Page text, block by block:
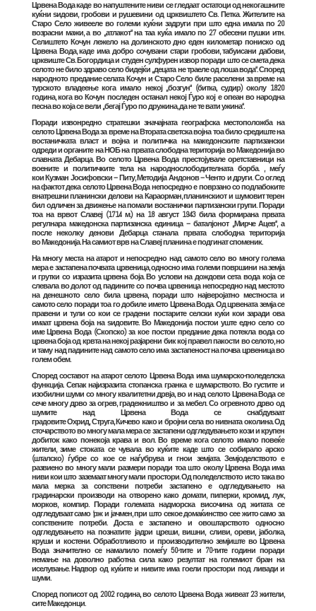
Црвена Вода каде во напуштените ниви се гледаат остатоци од некогашните
куќни ѕидови, гробови и рушевини од црквиштето Св. Петка. Жителите на
Старо Село живееле во големи куќни задруги при што една имала по 20
возрасни мажи, а во „атлакот“ на таа куќа имало по 27 обесени пушки итн.
Селиштето Кочун лежело на долинското дно еден километар пониско од
Црвена Вода, каде има добро сочувани стари гробови, табуисани дабови,
црквиште Св. Богордица и студен сулфурен извор поради што се смета дека
селото не било здраво село бидејќи „децата не траеле од лоша вода“. Според
народното предание селата Кочун и Старо Село биле раселени за време на
турското владеење кога имало некој „бозгун“ (битка, судир) околу 1820
година, кога во Кочун последен останал некој Ѓуро кој е опеан во народна
песна во која се вели „бегај Ѓуро по дружина, да не те вати ужина“.
Поради извонредно стратешки значајната географска местоположба на
селото Црвена Вода за време наВтората светска војнатоа било средиште на
востаничката власт и војна и политичка на македонските партизански
одреди и органите наНОБна првата слободна територија воМакедонијаво
славнатаДебарца. Во селото Црвена Вода престојувале оретставници на
воените и политичките тела на народнослободителната борба. , меѓу
коиКузман Јосифовски – Питу,Методија Андонов – Чентои други. Со оглед
на фактот дека селото Црвена Вода непосредно е поврзано со подлабоките
внатрешни планински делови наКараорман, планинскиот и шумовит терен
бил одличен за движење на помали востанички партизански групи. Поради
тоа на врвот Славеј (1714 м.) на 18 август 1943била формирана првата
регулнара македонска партизанска единица – баталјонот „Мирче Ацев“, а
после неколку денови Дебарцастанала првата слободна територија
во Македонија. На самиот врв на Славеј планина е подгинат споменик.
На многу места на атарот и непосредно над самото село во многу голема
мера е застапена почвата црвеница, односно има големи површини на земја
и грутки со изразита црвена боја. Во услови на дождови сета вода која се
слевала во долот од падините со почва црвеница непосредно над местото
на денешното село била црвена, поради што најверојатно местноста и
самото село поради тоа го добиле името Црвена Вода. Од црвената земја се
правени и тули со кои се градени постарите селски куќи кои заради ова
имаат црвена боја на ѕидовите. ВоМакедонијапостои уште едно село со
имеЦрвена Вода (Скопско)за кое постои предание дека потекла вода со
црвена боја од крвта на некој разјарени бик кој правел пакости во селото, но
и таму над падините над самото село има застапеност на почва црвеница во
голем обем.
Според составот на атарот селото Црвена Вода има шумарско-поледелска
функција. Сепак најизразита стопанска гранка е шумарството. Во густите и
изобилни шуми со многу квалитетни дрвја, во и над селото Црвена Вода се
сече многу дрво за огрев, градежништво и за мебел. Со огревното дрво од
шумите над Црвена Вода се снабдуваат
градовитеОхрид,Струга,Кичевокако и бројни села во нивната околина. Од
сточарството во многу мала мера се застапени одгледувањето кози и крупен
добиток како понекоја крава и вол. Во време кога селото имало повеќе
жители, зиме стоката се чувала во куќите каде што се собирало арско
(шталско) ѓубре со кое се наѓубрува и гнои земјата. Земјоделството е
развиено во многу мали размери поради тоа што околу Црвена Вода има
ниви кои што заземаат многу мали простори. Од поледелството исто така во
мала мерка за сопствени потреби застапено е одгледувањето на
градинарски производи на отворено како домати, пиперки, кромид, лук,
морков, компир. Поради големата надморска височина од житата се
одгледуваат само ‘рж и јачмен, при што секое домаќинство сее жито само за
сопствените потреби. Доста е застапено и овоштарството односно
одгледувањето на познатите јадри цреши, вишни, сливи, ореви, јаболка,
круши и костени. Обработливото и производително земјиште во Црвена
Вода значително се намалило помеѓу 50-тите и 70-тите години поради
немање на доволно работна сила како резултат на големиот бран на
иселување. Надвор од куќите и нивите има гоели простори под ливади и
шуми.
Според пописот од 2002 година, во селото Црвена Вода живеат 23 жители,
ситеМакедонци.